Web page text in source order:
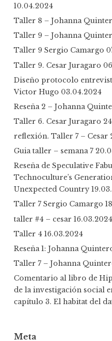
10.04.2024
Taller 8 – Johanna
Taller 9 – Johanna
Taller 9 Sergio Camargo
Taller 9. Cesar Juragaro
Diseño protocolo
Victor Hugo 03.04.2024
Reseña 2 – Johanna
Taller 6. Cesar Juragaro
reflexión. Taller 7 – Cesar
Guia taller – semana 7
Reseña de Speculative
Technoculture’s
Unexpected Country
Taller 7 Sergio Camargo
taller #4 – cesar 16.03.2024
Taller 4 16.03.2024
Reseña 1: Johanna
Taller 7 – Johanna
Comentario al libro de
de la investigación social
capítulo 3. El habitat del
Meta